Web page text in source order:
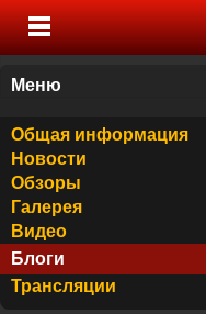
Меню
Общая информация
Новости
Обзоры
Галерея
Видео
Блоги
Трансляции